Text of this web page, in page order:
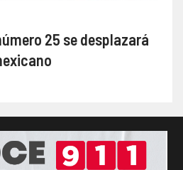
25 se desplazará